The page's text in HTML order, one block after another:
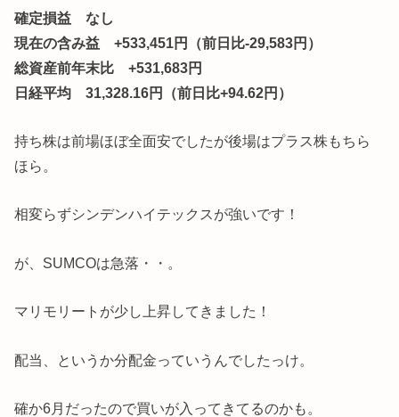
確定損益 なし
現在の含み益 +533,451円（前日比-29,583円）
総資産前年末比 +531,683円
日経平均 31,328.16円（前日比+94.62円）
持ち株は前場ほぼ全面安でしたが後場はプラス株もちら
ほら。
相変らずシンデンハイテックスが強いです！
が、SUMCOは急落・・。
マリモリートが少し上昇してきました！
配当、というか分配金っていうんでしたっけ。
確か6月だったので買いが入ってきてるのかも。